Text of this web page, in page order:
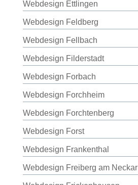
Webdesign Ettlingen
Webdesign Feldberg
Webdesign Fellbach
Webdesign Filderstadt
Webdesign Forbach
Webdesign Forchheim
Webdesign Forchtenberg
Webdesign Forst
Webdesign Frankenthal
Webdesign Freiberg am Neckar